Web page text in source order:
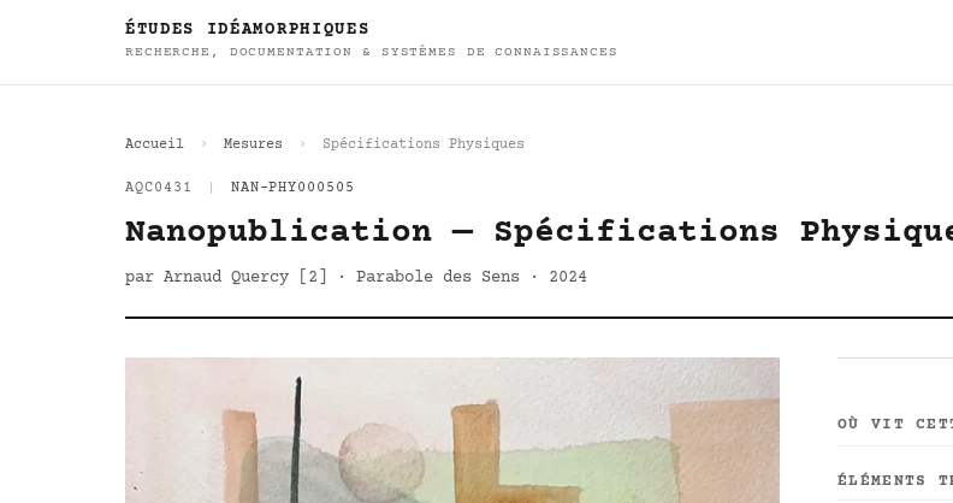
ÉTUDES IDÉAMORPHIQUES
RECHERCHE, DOCUMENTATION & SYSTÈMES DE CONNAISSANCES
Accueil Mesures Spécifications Physiques
AQC0431 NAN-PHY000505
Nanopublication — Spécifications
par Arnaud Quercy [2] · Parabole des Sens · 2024
OÙ VIT
ÉLÉMENTS